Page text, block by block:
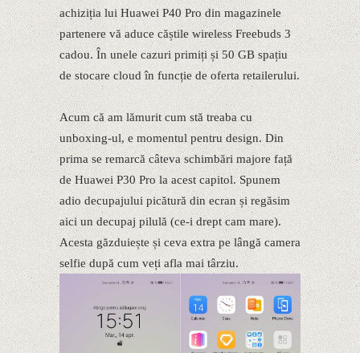
achiziția lui Huawei P40 Pro din magazinele
partenere vă aduce căștile wireless Freebuds 3
cadou. În unele cazuri primiți și 50 GB spațiu
de stocare cloud în funcție de oferta retailerului.
Acum că am lămurit cum stă treaba cu
unboxing-ul, e momentul pentru design. Din
prima se remarcă câteva schimbări majore față
de Huawei P30 Pro la acest capitol. Spunem
adio decupajului picătură din ecran și regăsim
aici un decupaj pilulă (ce-i drept cam mare).
Acesta găzduiește și ceva extra pe lângă camera
selfie după cum veți afla mai târziu.